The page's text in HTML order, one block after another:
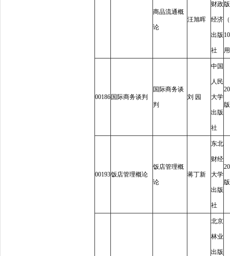
商品流通概
论
汪旭晖
财政
经济
出版
社
版
10
00186 国际商务谈判
国际商务谈
判
刘 园
中国
人民
大学
出版
社
版
00193饭店管理概论
饭店管理概
论
蒋丁新
东北
财经
大学
出版
社
版
北京
林业
出版